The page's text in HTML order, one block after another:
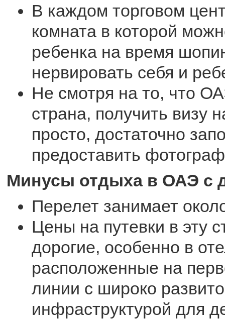
В каждом торговом
комната в которой
ребенка на время
нервировать себя и
Не смотря на то, что
страна, получить визу
просто, достаточно
предоставить
Минусы отдыха в ОАЭ с
Перелет занимает
Цены на путевки в эту
дорогие, особенно в
расположенные на
линии с широко
инфраструктурой для